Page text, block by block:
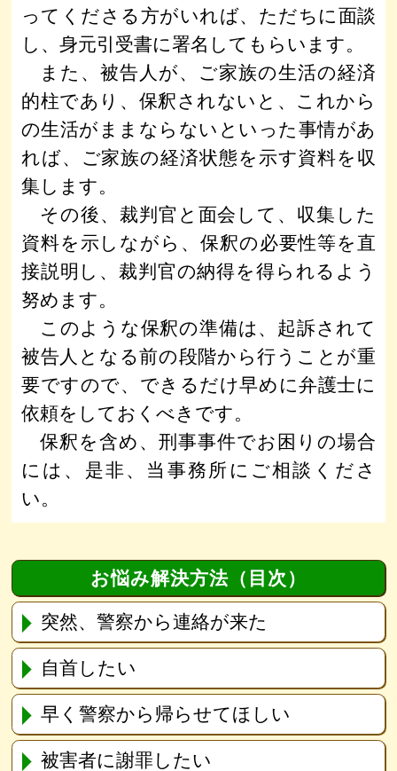
ってくださる方がいれば、ただちに面談
し、身元引受書に署名してもらいます。
また、被告人が、ご家族の生活の経済
的柱であり、保釈されないと、これから
の生活がままならないといった事情があ
れば、ご家族の経済状態を示す資料を収
集します。
その後、裁判官と面会して、収集した
資料を示しながら、保釈の必要性等を直
接説明し、裁判官の納得を得られるよう
努めます。
このような保釈の準備は、起訴されて
被告人となる前の段階から行うことが重
要ですので、できるだけ早めに弁護士に
依頼をしておくべきです。
保釈を含め、刑事事件でお困りの場合
には、是非、当事務所にご相談くださ
い。
お悩み解決方法（目次）
突然、警察から連絡が来た
自首したい
早く警察から帰らせてほしい
被害者に謝罪したい